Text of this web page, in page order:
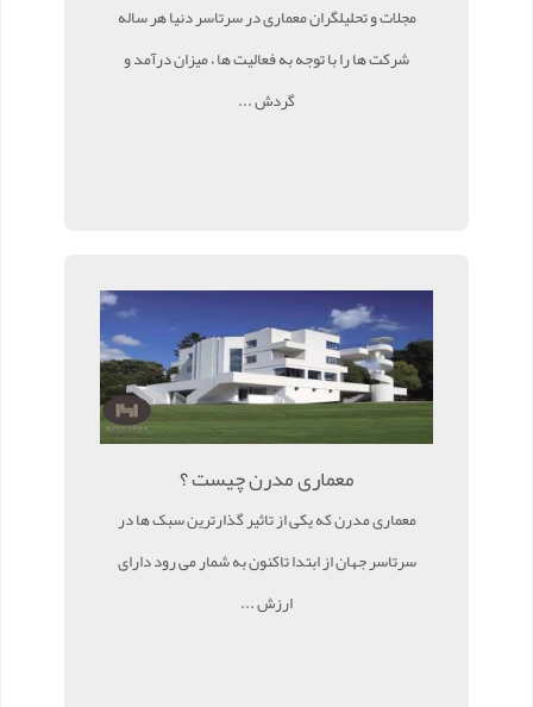
مجلات و تحلیلگران معماری در سرتاسر دنیا هر ساله
شرکت ها را با توجه به فعالیت ها ، میزان درآمد و
گردش ...
معماری مدرن چیست ؟
معماری مدرن که یکی از تاثیر گذارترین سبک ها در
سرتاسر جهان از ابتدا تاکنون به شمار می رود دارای
ارزش ...